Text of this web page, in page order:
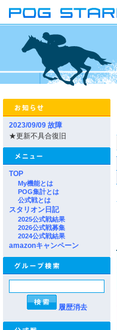
2023/09/09 故障
★更新不具合復旧
TOP
My機能とは
POG集計とは
公式戦とは
スタリオン日記
2025公式戦結果
2026公式戦募集
2024公式戦結果
amazonキャンペーン
履歴消去